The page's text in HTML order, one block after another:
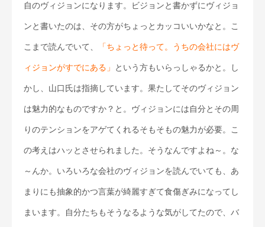
自のヴィジョンになります。ビジョンと書かずにヴィジョ
ンと書いたのは、その方がちょっとカッコいいかなと。こ
こまで読んでいて、 「ちょっと待って。うちの会社にはヴ
ィジョンがすでにある」 という方もいらっしゃるかと。し
かし、山口氏は指摘しています。果たしてそのヴィジョン
は魅力的なものですか？と。ヴィジョンには自分とその周
りのテンションをアゲてくれるそもそもの魅力が必要。こ
の考えはハッとさせられました。そうなんですよね～。な
～んか。いろいろな会社のヴィジョンを読んでいても、あ
まりにも抽象的かつ言葉が綺麗すぎて食傷ぎみになってし
まいます。自分たちもそうなるような気がしてたので、バ